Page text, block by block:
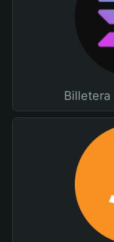
Billetera